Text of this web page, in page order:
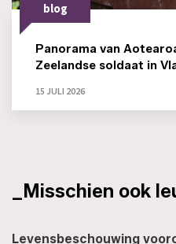
blog
Panorama van
Zeelandse soldaat in
15 JULI 2026
_Misschien ook
Levensbeschouwing